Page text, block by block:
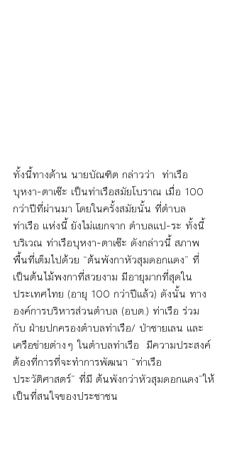
ทั้งนี้ทางด้าน นายบัณฑิต กล่าวว่า  ท่าเรือ
บุหงา-ตาเซ๊ะ เป็นท่าเรือสมัยโบราณ เมื่อ 100
กว่าปีที่ผ่านมา โดยในครั้งสมัยนั้น ที่ตำบล
ท่าเรือ แห่งนี้ ยังไม่แยกจาก ตำบลแป-ระ ทั้งนี้
บริเวณ ท่าเรือบุหงา-ตาเซ๊ะ ดังกล่าวนี้ สภาพ
พื้นที่เต็มไปด้วย “ต้นพังกาหัวสุมดอกแดง” ที่
เป็นต้นไม้พงกาที่สวยงาม มีอายุมากที่สุดใน
ประเทศไทย (อายุ 100 กว่าปีแล้ว) ดังนั้น ทาง
องค์การบริหารส่วนตำบล (อบต.) ท่าเรือ ร่วม
กับ ฝ่ายปกครองตำบลท่าเรือ/ ป่าชายเลน และ
เครือข่ายต่างๆ ในตำบลท่าเรือ  มีความประสงค์
ต้องที่การที่จะทำการพัฒนา “ท่าเรือ
ประวัติศาสตร์” ที่มี ต้นพังกว่าหัวสุมดอกแดง”ให้
เป็นที่สนใจของประชาชน